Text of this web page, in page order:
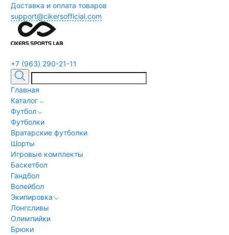
Доставка и оплата товаров
support@cikersofficial.com
+7 (963) 290-21-11
Главная
Каталог
Футбол
Футболки
Вратарские футболки
Шорты
Игровые комплекты
Баскетбол
Гандбол
Волейбол
Экипировка
Лонгсливы
Олимпийки
Брюки